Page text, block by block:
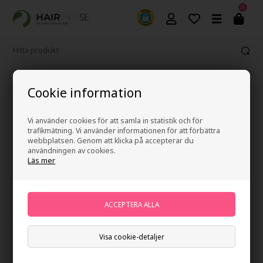
Cookie information
Vi använder cookies för att samla in statistik och för
trafikmätning. Vi använder informationen för att förbättra
webbplatsen. Genom att klicka på accepterar du
användningen av cookies.
Läs mer
Visa cookie-detaljer
0